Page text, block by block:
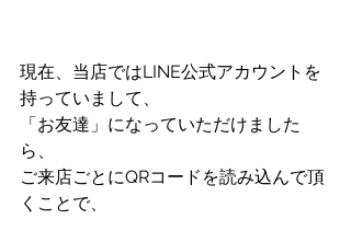
現在、当店ではLINE公式アカウントを
持っていまして、
「お友達」になっていただけました
ら、
ご来店ごとにQRコードを読み込んで頂
くことで、